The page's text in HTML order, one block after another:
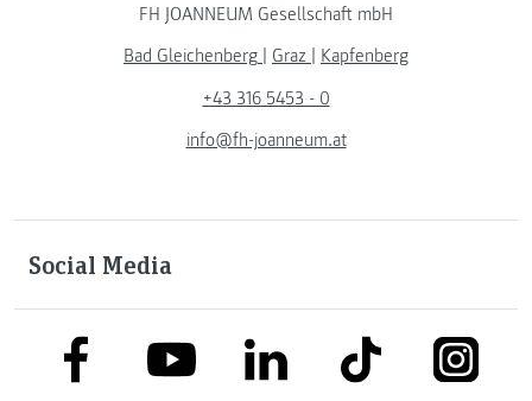
FH JOANNEUM Gesellschaft mbH
Bad Gleichenberg
Graz
Kapfenberg
+43 316 5453 - 0
info@fh-joanneum.at
Social Media
link to facebooklink to youtubelink to linkedinlink to tiktok